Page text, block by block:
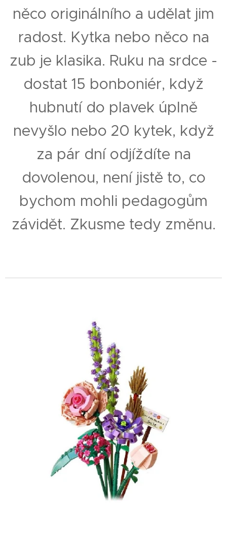
něco originálního a udělat jim
radost. Kytka nebo něco na
zub je klasika. Ruku na srdce -
dostat 15 bonboniér, když
hubnutí do plavek úplně
nevyšlo nebo 20 kytek, když
za pár dní odjíždíte na
dovolenou, není jistě to, co
bychom mohli pedagogům
závidět. Zkusme tedy změnu.